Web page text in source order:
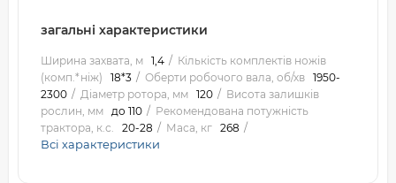
загальні характеристики
Ширина захвата, м 1,4
Кількість комплектів ножів
(комп.*ніж)
18*3 Оберти робочого вала, об/хв 1950-
2300
Діаметр ротора, мм 120
Висота залишків
рослин, мм до 110
Рекомендована потужність
трактора, к.с.
20-28 Маса, кг 268
Всі характеристики